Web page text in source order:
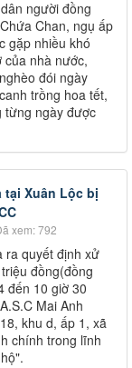
người đồng
Chan, ngụ ấp
gặp nhiều khó
nhà nước,
đói ngày
trồng hoa tết,
từng ngày được
Xuân Lộc bị
xem: 792
ra quyết định xử
đồng(đồng
đến 10 giờ 30
Mai Anh
khu d, ấp 1, xã
chính trong lĩnh